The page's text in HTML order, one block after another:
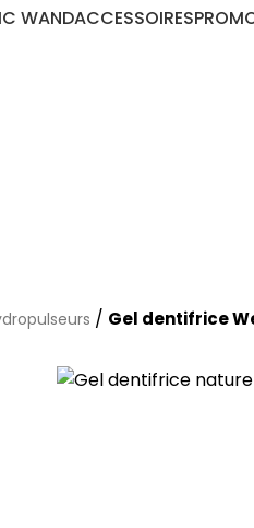
WANDACCESSOIRES
/ Gel dentifrice